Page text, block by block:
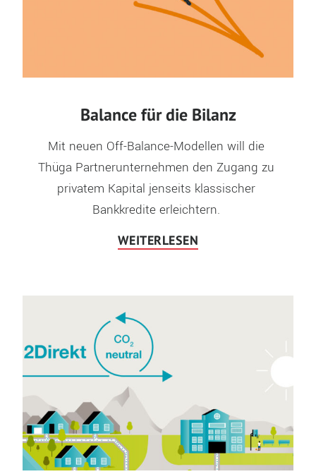
Balance für die Bilanz
Mit neuen Off-Balance-Modellen will die
Thüga Partnerunternehmen den Zugang zu
privatem Kapital jenseits klassischer
WEITERLESEN